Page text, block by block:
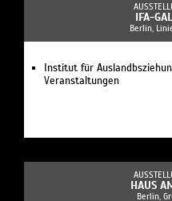
IFA-
Berlin,
Institut für
Veranstaltungen
HAUS
Berlin,